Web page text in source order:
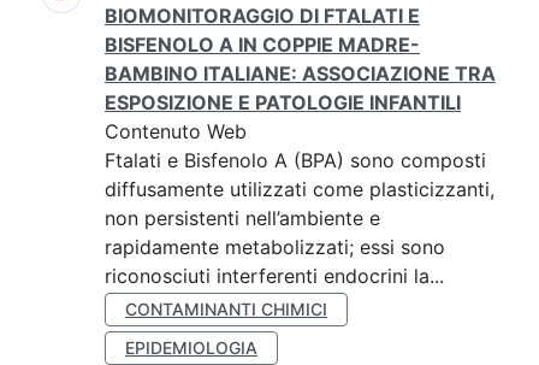
BIOMONITORAGGIO DI FTALATI E
BISFENOLO A IN COPPIE MADRE-
BAMBINO ITALIANE: ASSOCIAZIONE TRA
ESPOSIZIONE E PATOLOGIE INFANTILI
Contenuto Web
Ftalati e Bisfenolo A (BPA) sono composti
diffusamente utilizzati come plasticizzanti,
non persistenti nell’ambiente e
rapidamente metabolizzati; essi sono
riconosciuti interferenti endocrini la...
CONTAMINANTI CHIMICI
EPIDEMIOLOGIA